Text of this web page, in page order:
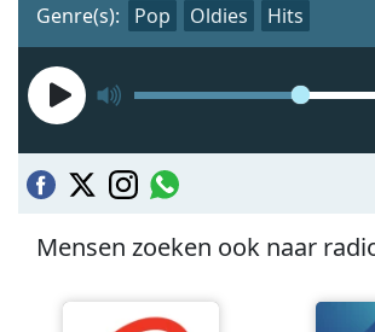
Genre(s): Pop Oldies Hits
Mensen zoeken ook naar